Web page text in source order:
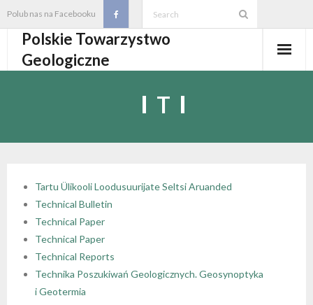
content
Polub nas na Facebooku
Polskie Towarzystwo
Geologiczne
- Historia
- Osobistości PTGeol
- Statut PTGeol i regulaminy
Oddziały, koła, sekcje
- - Oddział Gdański
- - Oddział Górnośląski
- - Sekcja Badań Strukturalnych i Geozagrożeń
- Core Logging School COLOS
Członkostwo
T
Tartu Ülikooli Loodusuurijate Seltsi Aruanded
Technical Bulletin
Technical Paper
Technical Paper
Technical Reports
Technika Poszukiwań Geologicznych. Geosynoptyka
i Geotermia